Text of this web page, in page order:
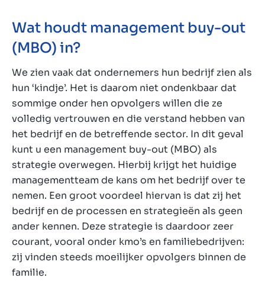
Wat houdt management buy-out
(MBO) in?
We zien vaak dat ondernemers hun bedrijf zien als
hun ‘kindje’. Het is daarom niet ondenkbaar dat
sommige onder hen opvolgers willen die ze
volledig vertrouwen en die verstand hebben van
het bedrijf en de betreffende sector. In dit geval
kunt u een management buy-out (MBO) als
strategie overwegen. Hierbij krijgt het huidige
managementteam de kans om het bedrijf over te
nemen. Een groot voordeel hiervan is dat zij het
bedrijf en de processen en strategieën als geen
ander kennen. Deze strategie is daardoor zeer
courant, vooral onder kmo’s en familiebedrijven:
zij vinden steeds moeilijker opvolgers binnen de
familie.